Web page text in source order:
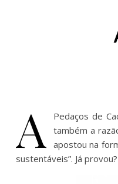
A
Pedaços de
também a
apostou na
sustentáveis”. Já provou?